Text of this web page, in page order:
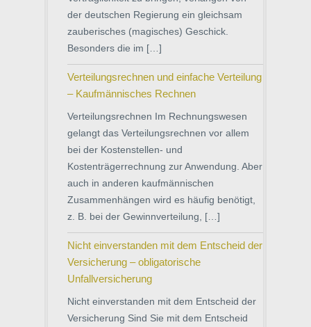
der deutschen Regierung ein gleichsam
zauberisches (magisches) Geschick.
Besonders die im […]
Verteilungsrechnen und einfache Verteilung
– Kaufmännisches Rechnen
Verteilungsrechnen Im Rechnungswesen
gelangt das Verteilungsrechnen vor allem
bei der Kostenstellen- und
Kostenträgerrechnung zur Anwendung. Aber
auch in anderen kaufmännischen
Zusammenhängen wird es häufig benötigt,
z. B. bei der Gewinnverteilung, […]
Nicht einverstanden mit dem Entscheid der
Versicherung – obligatorische
Unfallversicherung
Nicht einverstanden mit dem Entscheid der
Versicherung Sind Sie mit dem Entscheid